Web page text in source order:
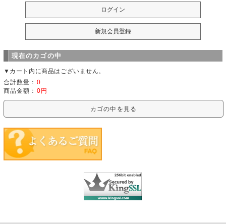
現在のカゴの中
▼カート内に商品はございません。
合計数量： 0
商品金額： 0円
カゴの中を見る